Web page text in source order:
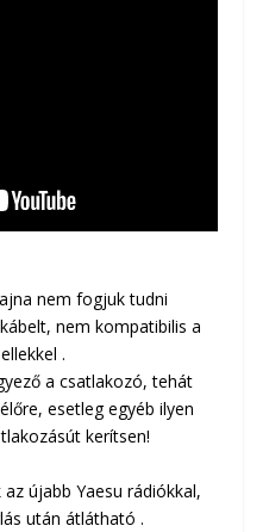
nem fogjuk tudni
nem kompatibilis a
.
a csatlakozó, tehát
esetleg egyéb ilyen
kerítsen!
újabb Yaesu rádiókkal,
után átlátható .